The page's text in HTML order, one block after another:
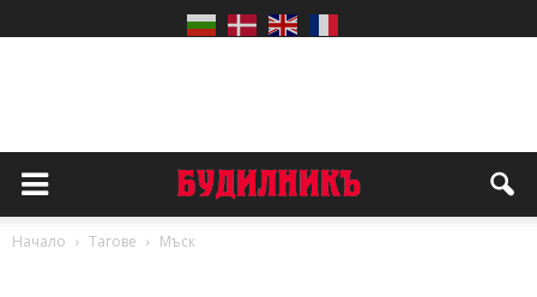
Начало Тагове Мъск